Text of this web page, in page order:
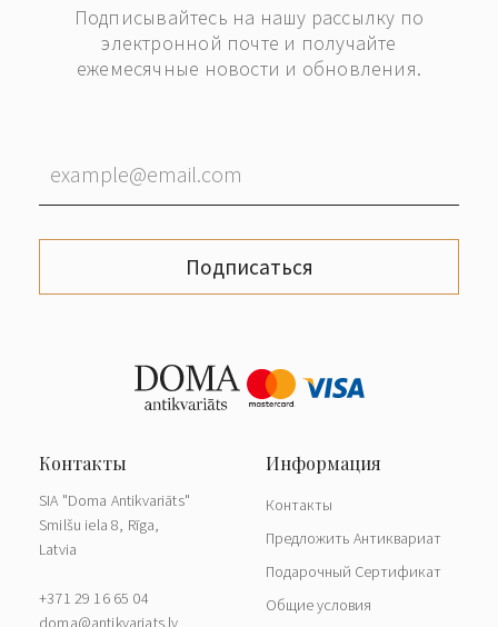
Подписывайтесь на нашу рассылку по
электронной почте и получайте
ежемесячные новости и обновления.
Подписаться
SIA "Doma Antikvariāts"
Smilšu iela 8, Rīga,
Latvia
+371 29 16 65 04
doma@antikvariats.lv
Контакты
Предложить Антиквариат
Подарочный Сертификат
Общие условия